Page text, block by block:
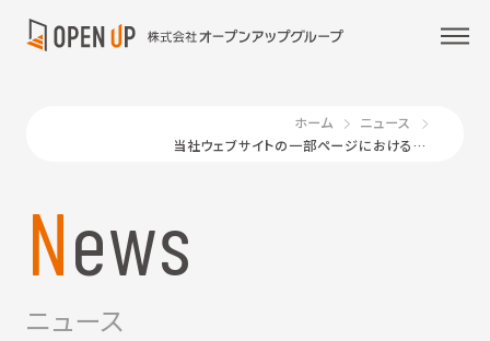
ホーム
ニュース
当社ウェブサイトの一部ページにおける表示不具合および 意図しない外部サイトへの遷移について（第三報）
News
ニュース